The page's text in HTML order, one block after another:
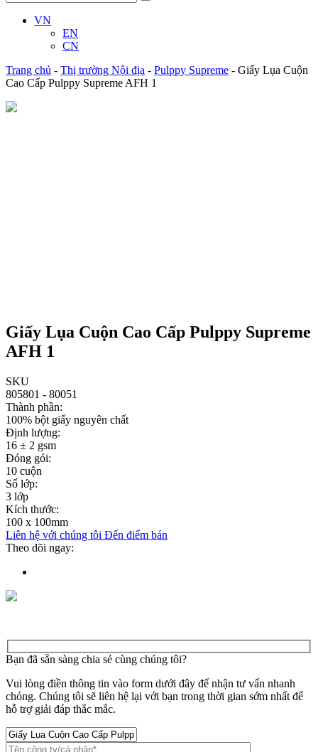
VN
EN
CN
Trang chủ - Thị trường Nội địa - Pulppy Supreme - Giấy Lụa Cuộn
Cao Cấp Pulppy Supreme AFH 1
Giấy Lụa Cuộn Cao Cấp Pulppy Supreme
AFH 1
SKU
805801 - 80051
Thành phần:
100% bột giấy nguyên chất
Định lượng:
16 ± 2 gsm
Đóng gói:
10 cuộn
Số lớp:
3 lớp
Kích thước:
100 x 100mm
Liên hệ với chúng tôi Đến điểm bán
Theo dõi ngay:
Bạn đã sẵn sàng chia sẻ cùng chúng tôi?
Vui lòng điền thông tin vào form dưới đây để nhận tư vấn nhanh
chóng. Chúng tôi sẽ liên hệ lại với bạn trong thời gian sớm nhất để
hỗ trợ giải đáp thắc mắc.